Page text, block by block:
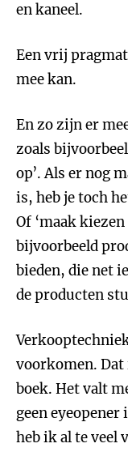
en kaneel.
Een vrij
mee kan.
En zo zijn er
zoals
op’. Als er nog
is, heb je toch
Of ‘maak
bijvoorbeeld
bieden, die net
de producten
voorkomen.
boek. Het valt
geen
heb ik al te veel